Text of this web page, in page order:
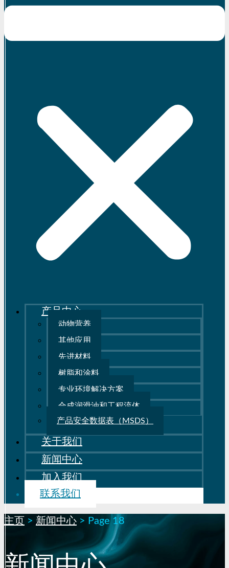
产品中心
动物营养
其他应用
先进材料
树脂和涂料
专业环境解决方案
合成润滑油和工程流体
产品安全数据表（MSDS）
关于我们
新闻中心
加入我们
联系我们
主页 > 新闻中心 > Page 18